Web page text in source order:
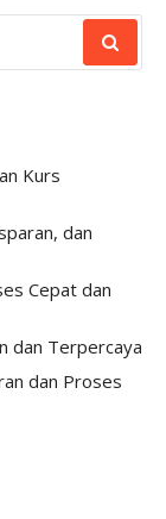
Kurs
dan
Cepat dan
dan Terpercaya
dan Proses